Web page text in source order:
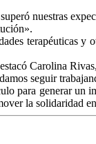
nuestras
terapéuticas
Carolina
seguir
para generar
la solidaridad